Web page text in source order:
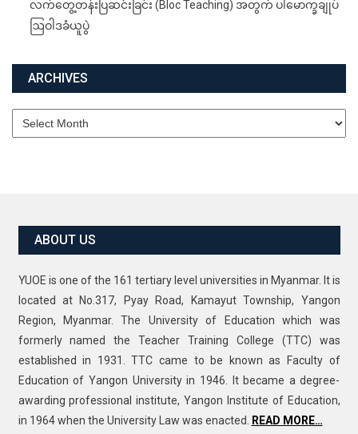
လက်တွေ့တန်းပြဆင်းခြင်း (Bloc Teaching) အတွက် ပါမောက္ခချုပ်
ဩဝါဒခံယူပွဲ
ARCHIVES
Archives
ABOUT US
YUOE is one of the 161 tertiary level universities in Myanmar. It is
located at No.317, Pyay Road, Kamayut Township, Yangon
Region, Myanmar. The University of Education which was
formerly named the Teacher Training College (TTC) was
established in 1931. TTC came to be known as Faculty of
Education of Yangon University in 1946. It became a degree-
awarding professional institute, Yangon Institute of Education,
in 1964 when the University Law was enacted.
READ MORE…